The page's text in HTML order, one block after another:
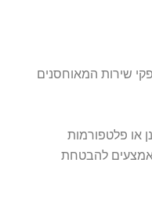
שירות המאוחסנים
או פלטפורמות
אמצעים להבטחת